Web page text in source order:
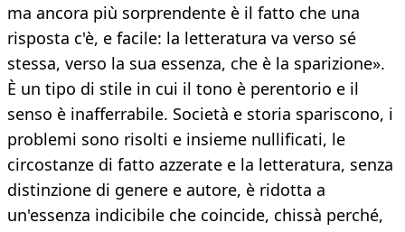
ma ancora più sorprendente è il fatto che una
risposta c'è, e facile: la letteratura va verso sé
stessa, verso la sua essenza, che è la sparizione».
È un tipo di stile in cui il tono è perentorio e il
senso è inafferrabile. Società e storia spariscono, i
problemi sono risolti e insieme nullificati, le
circostanze di fatto azzerate e la letteratura, senza
distinzione di genere e autore, è ridotta a
un'essenza indicibile che coincide, chissà perché,